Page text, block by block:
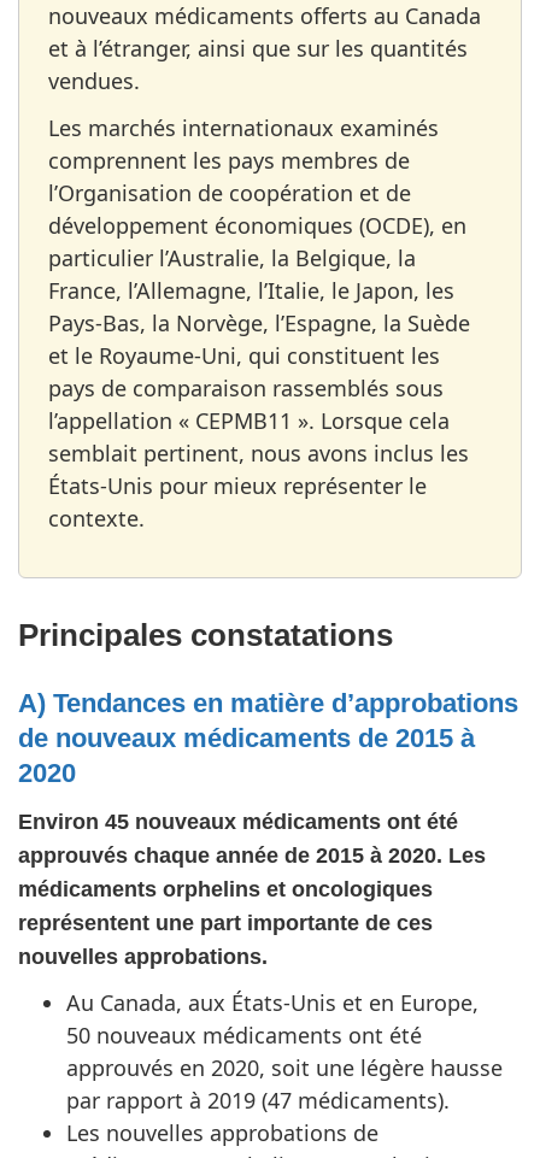
nouveaux médicaments offerts au Canada
et à l’étranger, ainsi que sur les quantités
vendues.
Les marchés internationaux examinés
comprennent les pays membres de
l’Organisation de coopération et de
développement économiques (OCDE), en
particulier l’Australie, la Belgique, la
France, l’Allemagne, l’Italie, le Japon, les
Pays-Bas, la Norvège, l’Espagne, la Suède
et le Royaume-Uni, qui constituent les
pays de comparaison rassemblés sous
l’appellation « CEPMB11 ». Lorsque cela
semblait pertinent, nous avons inclus les
États-Unis pour mieux représenter le
contexte.
Principales constatations
A) Tendances en matière d’approbations
de nouveaux médicaments de 2015 à
2020
Environ 45 nouveaux médicaments ont été
approuvés chaque année de 2015 à 2020. Les
médicaments orphelins et oncologiques
représentent une part importante de ces
nouvelles approbations.
Au Canada, aux États-Unis et en Europe,
50 nouveaux médicaments ont été
approuvés en 2020, soit une légère hausse
par rapport à 2019 (47 médicaments).
Les nouvelles approbations de